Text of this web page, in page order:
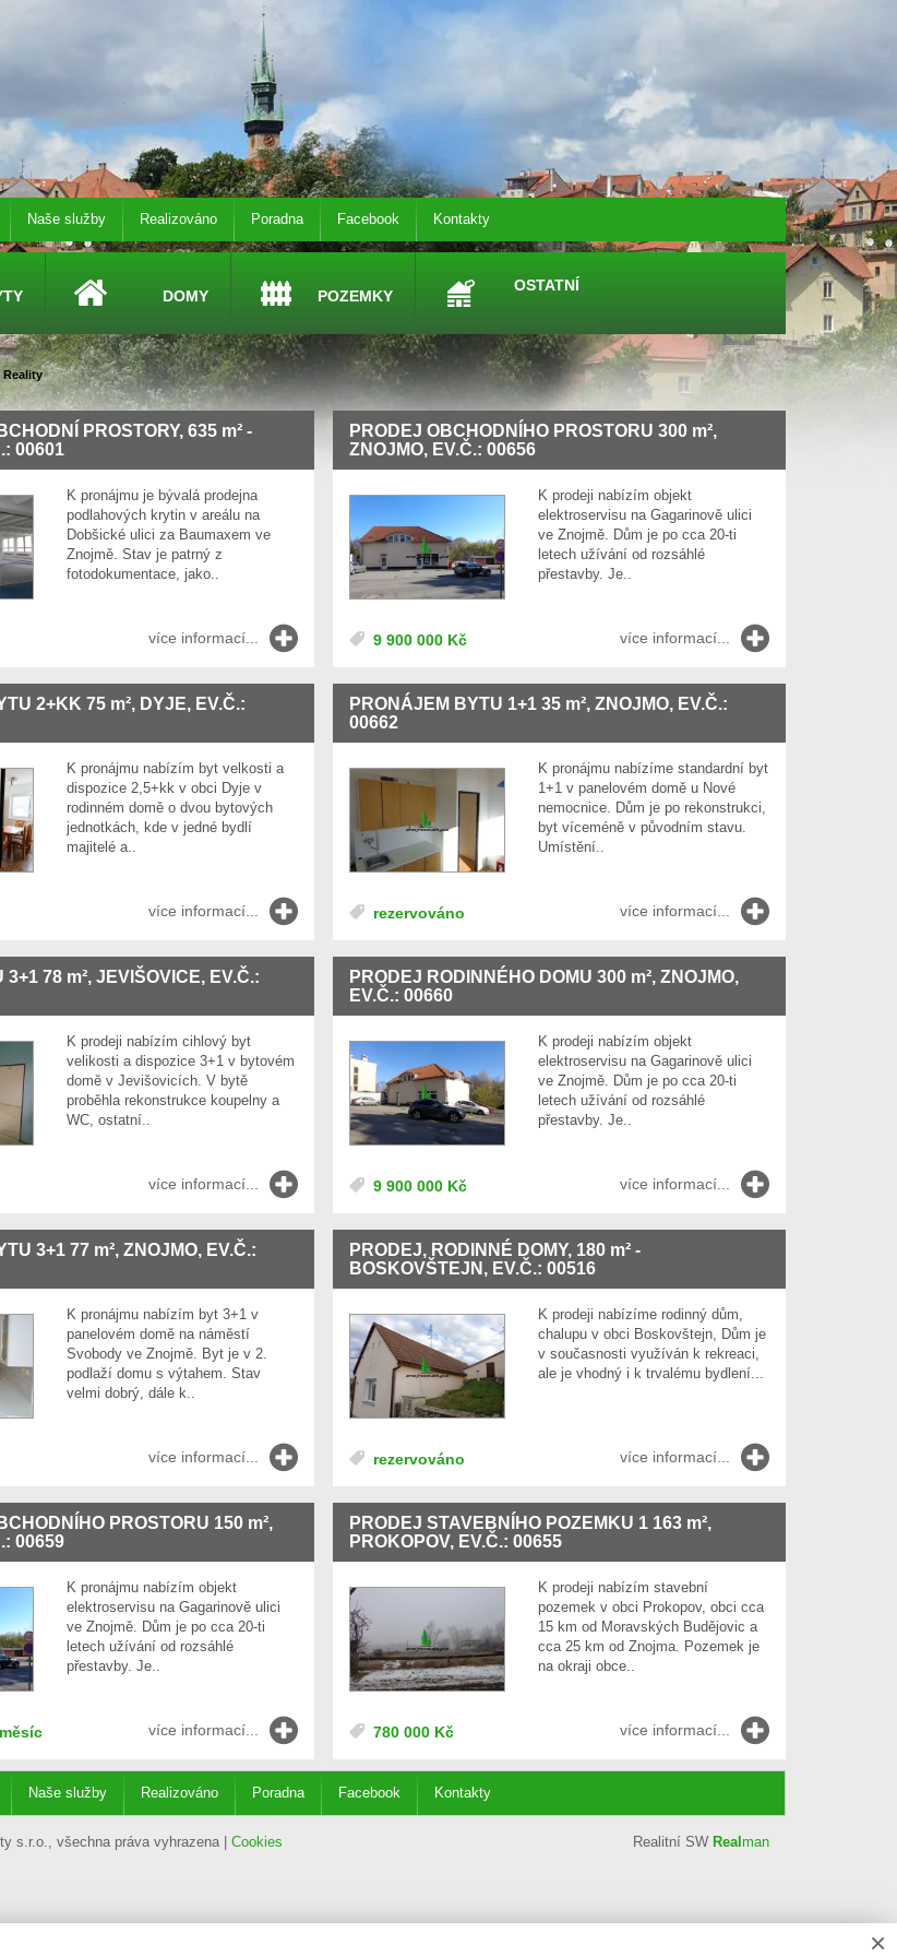
Naše služby Realizováno Poradna Facebook Kontakty
DOMY POZEMKY
OSTATNÍ
PROSTORY, 635 m²-
00601
K pronájmu je bývalá prodejna
podlahových krytin v areálu na
Dobšické ulici za Baumaxem ve
Znojmě. Stav je patrný z
fotodokumentace, jako..
více informací...
PRODEJ OBCHODNÍHO PROSTORU 300 m²,
ZNOJMO, EV.Č.: 00656
K prodeji nabízím objekt
elektroservisu na Gagarinově ulici
ve Znojmě. Dům je po cca 20-ti
letech užívání od rozsáhlé
přestavby. Je..
9 900 000 Kč více informací...
2+KK 75 m², DYJE, EV.Č.:
K pronájmu nabízím byt velkosti a
dispozice 2,5+kk v obci Dyje v
rodinném domě o dvou bytových
jednotkách, kde v jedné bydlí
majitelé a..
více informací...
PRONÁJEM BYTU 1+1 35 m², ZNOJMO, EV.Č.:
00662
K pronájmu nabízíme standardní byt
1+1 v panelovém domě u Nové
nemocnice. Dům je po rekonstrukci,
byt víceméně v původním stavu.
Umístění..
rezervováno více informací...
3+1 78 m², JEVIŠOVICE, EV.Č.:
K prodeji nabízím cihlový byt
velikosti a dispozice 3+1 v bytovém
domě v Jevišovicích. V bytě
proběhla rekonstrukce koupelny a
WC, ostatní..
více informací...
PRODEJ RODINNÉHO DOMU 300 m², ZNOJMO,
EV.Č.: 00660
K prodeji nabízím objekt
elektroservisu na Gagarinově ulici
ve Znojmě. Dům je po cca 20-ti
letech užívání od rozsáhlé
přestavby. Je..
9 900 000 Kč více informací...
3+1 77 m², ZNOJMO, EV.Č.:
K pronájmu nabízím byt 3+1 v
panelovém domě na náměstí
Svobody ve Znojmě. Byt je v 2.
podlaží domu s výtahem. Stav
velmi dobrý, dále k..
více informací...
PRODEJ, RODINNÉ DOMY, 180 m²-
BOSKOVŠTEJN, EV.Č.: 00516
K prodeji nabízíme rodinný dům,
chalupu v obci Boskovštejn, Dům je
v současnosti využíván k rekreaci,
ale je vhodný i k trvalému bydlení...
rezervováno více informací...
PROSTORU 150 m²,
00659
K pronájmu nabízím objekt
elektroservisu na Gagarinově ulici
ve Znojmě. Dům je po cca 20-ti
letech užívání od rozsáhlé
přestavby. Je..
více informací...
PRODEJ STAVEBNÍHO POZEMKU 1 163 m²,
PROKOPOV, EV.Č.: 00655
K prodeji nabízím stavební
pozemek v obci Prokopov, obci cca
15 km od Moravských Budějovic a
cca 25 km od Znojma. Pozemek je
na okraji obce..
780 000 Kč více informací...
Naše služby Realizováno Poradna Facebook Kontakty
s.r.o., všechna práva vyhrazena | Cookies Realitní SW Real man
×